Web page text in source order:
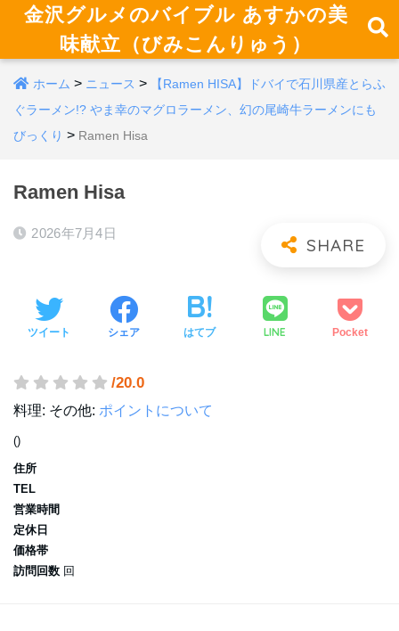
金沢グルメのバイブル あすかの美
味献立（びみこんりゅう）
ホーム > ニュース >
【Ramen HISA】ドバイで石川県産とらふ
ぐラーメン!? やま幸のマグロラーメン、幻の尾崎牛ラーメンにも
びっくり > Ramen Hisa
Ramen Hisa
2026年7月4日
ツイート シェア はてブ LINE Pocket
/20.0
料理: その他: ポイントについて
()
住所
TEL
営業時間
定休日
価格帯
訪問回数 回